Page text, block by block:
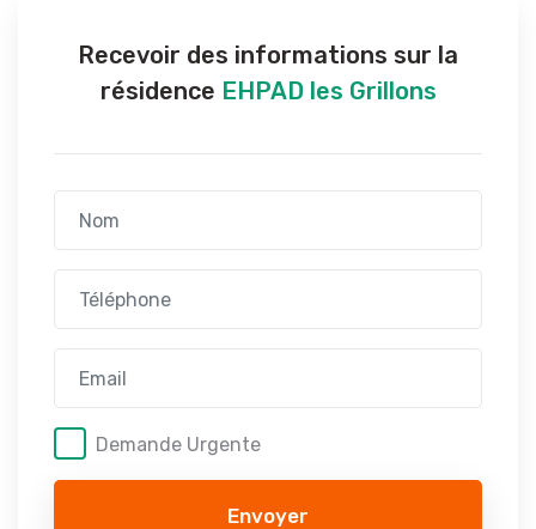
Recevoir des informations sur la
résidence EHPAD les Grillons
Demande Urgente
Envoyer